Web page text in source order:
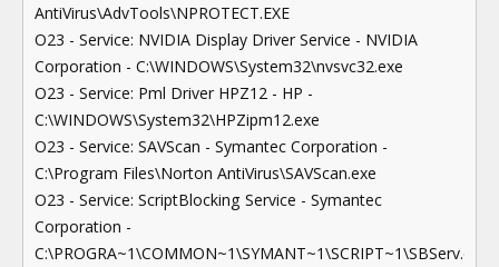
AntiVirus\AdvTools\NPROTECT.EXE
O23 - Service: NVIDIA Display Driver Service - NVIDIA
Corporation - C:\WINDOWS\System32\nvsvc32.exe
O23 - Service: Pml Driver HPZ12 - HP -
C:\WINDOWS\System32\HPZipm12.exe
O23 - Service: SAVScan - Symantec Corporation -
C:\Program Files\Norton AntiVirus\SAVScan.exe
O23 - Service: ScriptBlocking Service - Symantec
Corporation -
C:\PROGRA~1\COMMON~1\SYMANT~1\SCRIPT~1\SBServ.exe